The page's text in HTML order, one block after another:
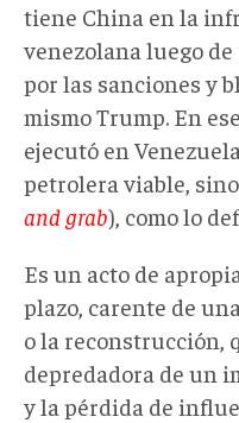
tiene China en la
venezolana luego
por las sanciones y
mismo Trump. En
ejecutó en
petrolera viable,
and grab), como lo
Es un acto de
plazo, carente de
o la reconstrucción,
depredadora de un
y la pérdida de